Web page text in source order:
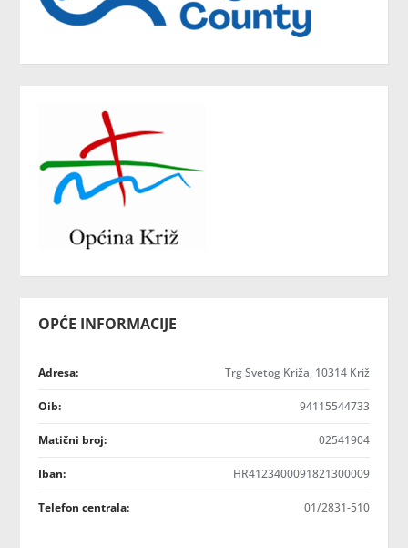
OPĆE INFORMACIJE
Adresa: Trg Svetog Križa, 10314 Križ
Oib: 94115544733
Matični broj: 02541904
Iban: HR4123400091821300009
Telefon centrala: 01/2831-510